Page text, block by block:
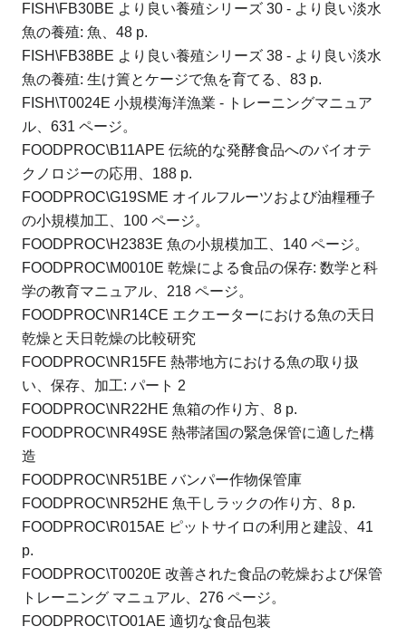
FISH\FB30BE より良い養殖シリーズ 30 - より良い淡水
魚の養殖: 魚、48 p.
FISH\FB38BE より良い養殖シリーズ 38 - より良い淡水
魚の養殖: 生け簀とケージで魚を育てる、83 p.
FISH\T0024E 小規模海洋漁業 - トレーニングマニュア
ル、631 ページ。
FOODPROC\B11APE 伝統的な発酵食品へのバイオテ
クノロジーの応用、188 p.
FOODPROC\G19SME オイルフルーツおよび油糧種子
の小規模加工、100 ページ。
FOODPROC\H2383E 魚の小規模加工、140 ページ。
FOODPROC\M0010E 乾燥による食品の保存: 数学と科
学の教育マニュアル、218 ページ。
FOODPROC\NR14CE エクエーターにおける魚の天日
乾燥と天日乾燥の比較研究
FOODPROC\NR15FE 熱帯地方における魚の取り扱
い、保存、加工: パート 2
FOODPROC\NR22HE 魚箱の作り方、8 p.
FOODPROC\NR49SE 熱帯諸国の緊急保管に適した構
造
FOODPROC\NR51BE バンパー作物保管庫
FOODPROC\NR52HE 魚干しラックの作り方、8 p.
FOODPROC\R015AE ピットサイロの利用と建設、41
p.
FOODPROC\T0020E 改善された食品の乾燥および保管
トレーニング マニュアル、276 ページ。
FOODPROC\TO01AE 適切な食品包装